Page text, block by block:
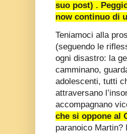
suo post) .
now continuo di
Teniamoci alla
(seguendo le
ogni disastro: la
camminano,
adolescenti, tutti
attraversano
accompagnano
che si oppone al
paranoico Martin?